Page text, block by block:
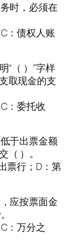
时，必须在
：债权人账
“（ ）”字样
取现金的支
：委托收
于出票金额
）。
票行；D：第
应按票面金
：万分之